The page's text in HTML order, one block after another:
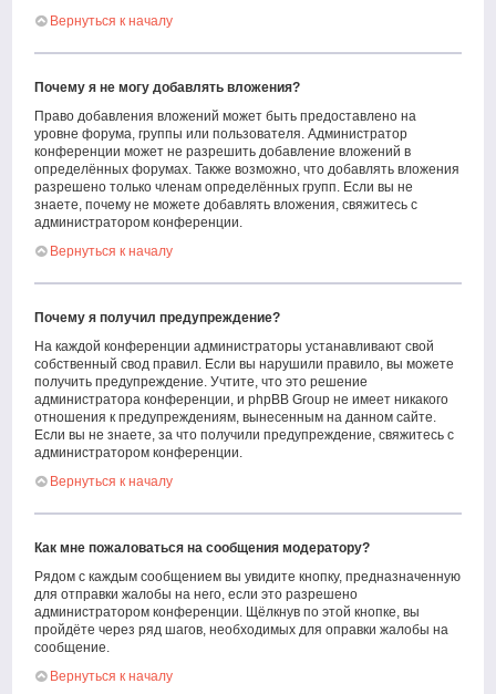
Вернуться к началу
Почему я не могу добавлять вложения?
Право добавления вложений может быть предоставлено на
уровне форума, группы или пользователя. Администратор
конференции может не разрешить добавление вложений в
определённых форумах. Также возможно, что добавлять вложения
разрешено только членам определённых групп. Если вы не
знаете, почему не можете добавлять вложения, свяжитесь с
администратором конференции.
Вернуться к началу
Почему я получил предупреждение?
На каждой конференции администраторы устанавливают свой
собственный свод правил. Если вы нарушили правило, вы можете
получить предупреждение. Учтите, что это решение
администратора конференции, и phpBB Group не имеет никакого
отношения к предупреждениям, вынесенным на данном сайте.
Если вы не знаете, за что получили предупреждение, свяжитесь с
администратором конференции.
Вернуться к началу
Как мне пожаловаться на сообщения модератору?
Рядом с каждым сообщением вы увидите кнопку, предназначенную
для отправки жалобы на него, если это разрешено
администратором конференции. Щёлкнув по этой кнопке, вы
пройдёте через ряд шагов, необходимых для оправки жалобы на
сообщение.
Вернуться к началу